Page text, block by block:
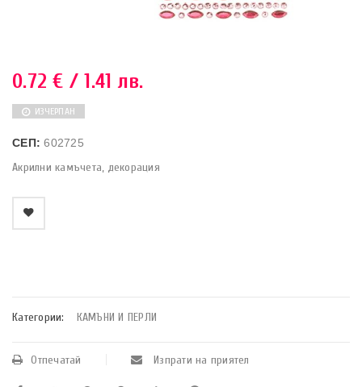
0.72€ / 1.41 лв.
ИЗЧЕРПАН
СЕП:602725
Акрилни камъчета, декорация
Категории: КАМЪНИ И ПЕРЛИ
Отпечатай Изпрати на приятел